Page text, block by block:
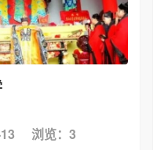
浏览：3